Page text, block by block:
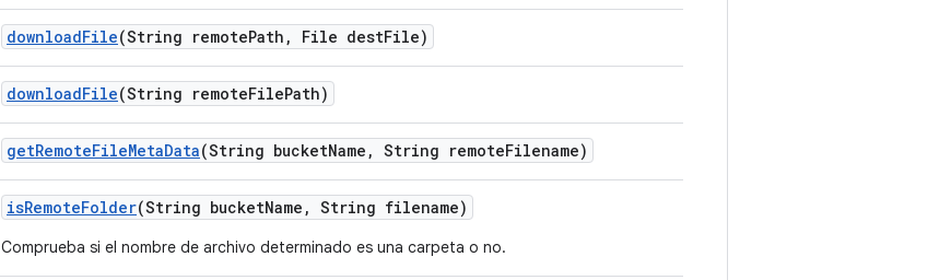
downloadFile(String remotePath , File destFile)
downloadFile(String remoteFilePath)
getRemoteFileMetaData(String bucketName , String remoteFilename)
isRemoteFolder(String bucketName , String filename)
Comprueba si el nombre de archivo determinado es una carpeta o no.